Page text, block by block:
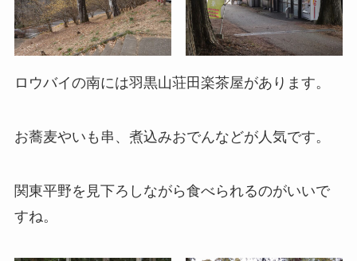
ロウバイの南には羽黒山荘田楽茶屋があります。
お蕎麦やいも串、煮込みおでんなどが人気です。
関東平野を見下ろしながら食べられるのがいいで
すね。